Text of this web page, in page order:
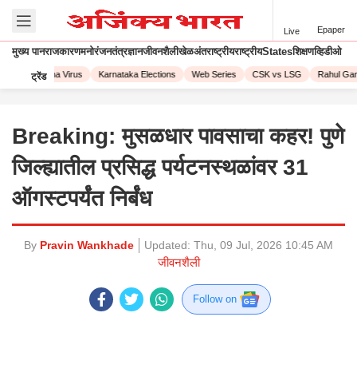
Live Epaper
मुख्य पानराजकारणमनोरंजनतंत्रज्ञानजीवनशैलीखेळअंतराष्ट्रीयराष्ट्रीयStatesशिक्षणव्हिडीओ
ट्रेंड
Corona Virus Karnataka Elections Web Series CSK vs LSG Rahul
Breaking: मुसळधार पावसाचा कहर! पुणे
जिल्ह्यातील प्रसिद्ध पर्यटनस्थळांवर 31
ऑगस्टपर्यंत निर्बंध
By Pravin Wankhade Updated: Thu, 09 Jul, 2026 10:45 AM
जीवनशैली
Follow on